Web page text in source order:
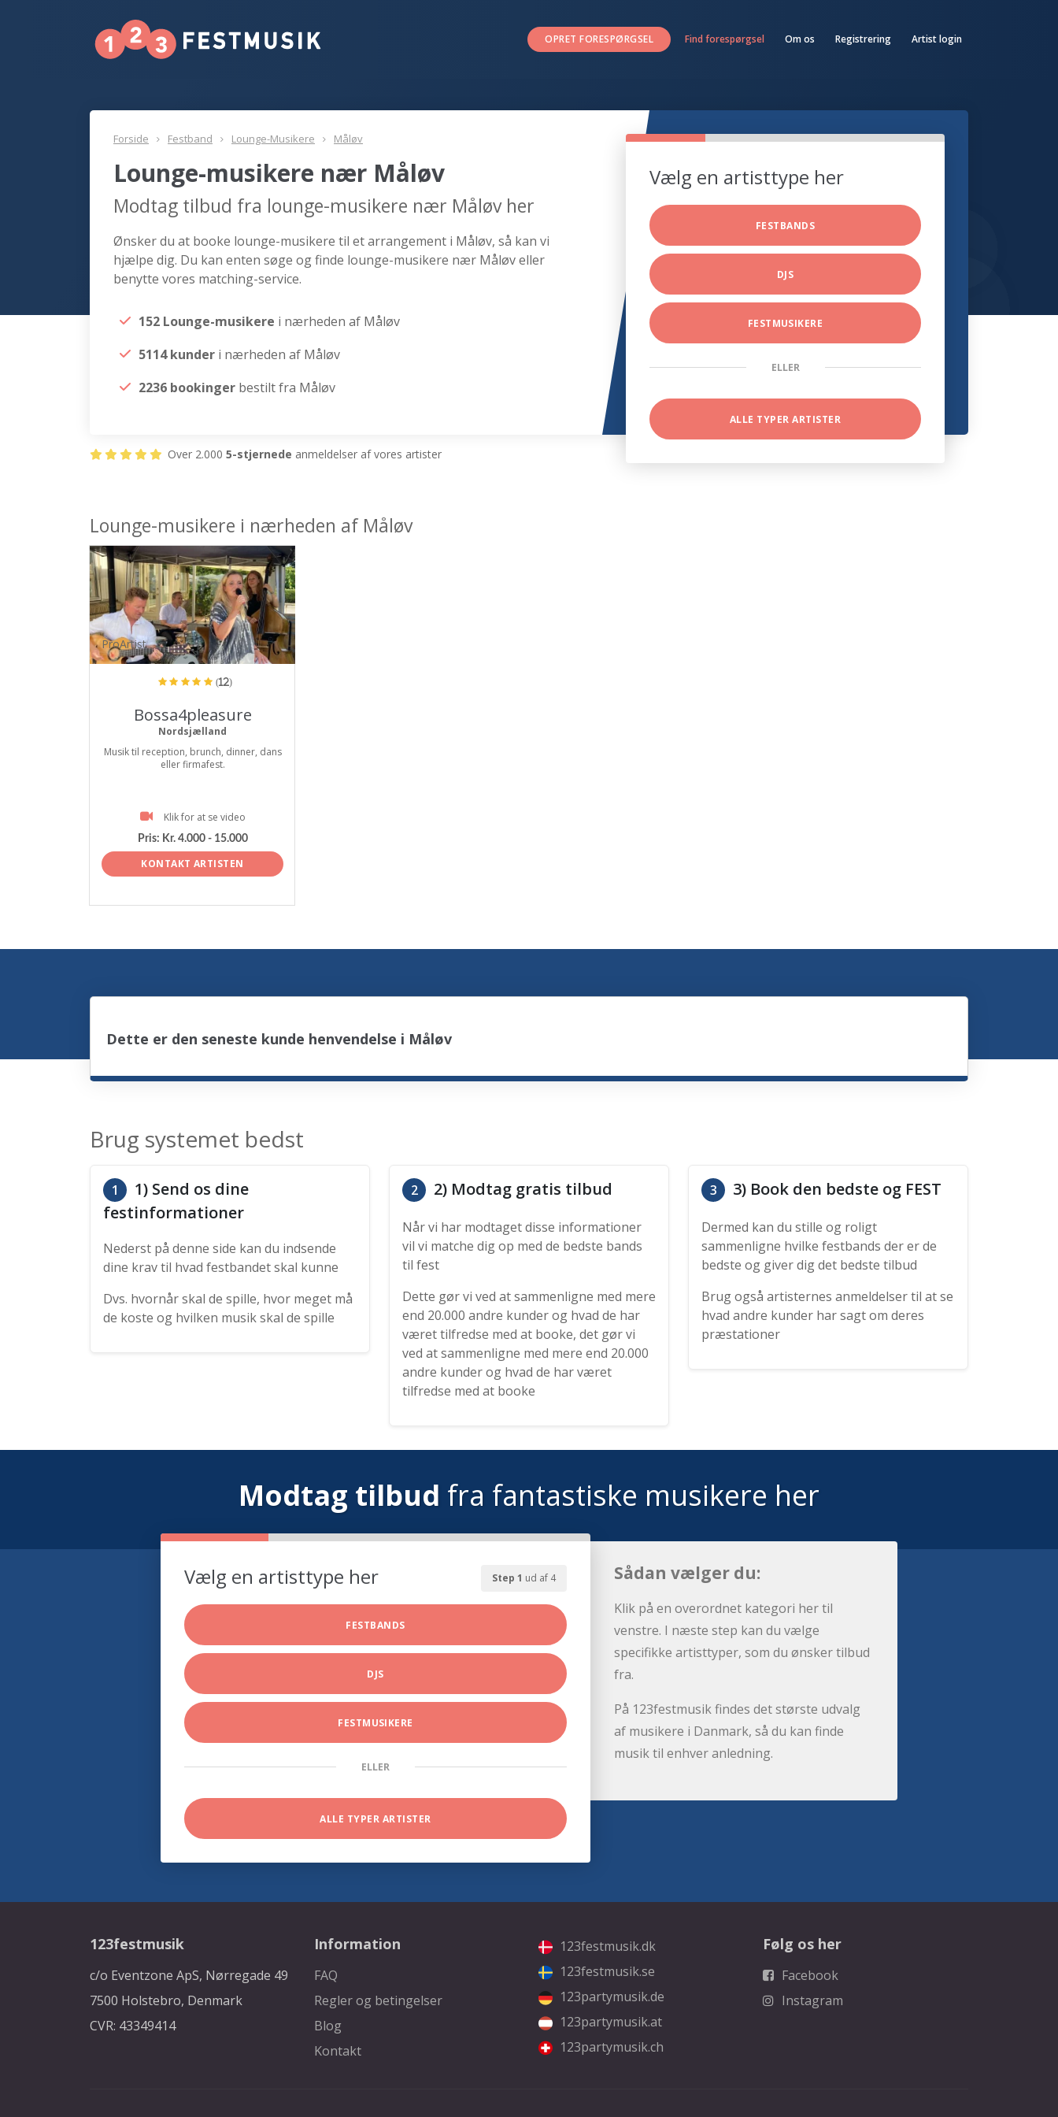
OPRET FORESPØRGSEL Find forespørgsel Om os Registrering Artist login
Forside Festband Lounge-Musikere Måløv
Lounge-musikere nær Måløv
Modtag tilbud fra lounge-musikere nær Måløv her
Ønsker du at booke lounge-musikere til et arrangement i Måløv, så kan vi
hjælpe dig. Du kan enten søge og finde lounge-musikere nær Måløv eller
benytte vores matching-service.
152 Lounge-musikere i nærheden af Måløv
5114 kunder i nærheden af Måløv
2236 bookinger bestilt fra Måløv
Vælg en artisttype her
FESTBANDS
DJS
FESTMUSIKERE
ELLER
ALLE TYPER ARTISTER
Over 2.000 5-stjernede anmeldelser af vores artister
Lounge-musikere i nærheden af Måløv
ProArtist
(12)
Bossa4pleasure
Nordsjælland
Musik til reception, brunch, dinner, dans
eller firmafest.
Klik for at se video
Pris: Kr. 4.000 - 15.000
KONTAKT ARTISTEN
Dette er den seneste kunde henvendelse i Måløv
Brug systemet bedst
1
1) Send os dine
festinformationer
Nederst på denne side kan du indsende
dine krav til hvad festbandet skal kunne
Dvs. hvornår skal de spille, hvor meget må
de koste og hvilken musik skal de spille
2 2) Modtag gratis tilbud
Når vi har modtaget disse informationer
vil vi matche dig op med de bedste bands
til fest
Dette gør vi ved at sammenligne med mere
end 20.000 andre kunder og hvad de har
været tilfredse med at booke, det gør vi
ved at sammenligne med mere end 20.000
andre kunder og hvad de har været
tilfredse med at booke
3 3) Book den bedste og FEST
Dermed kan du stille og roligt
sammenligne hvilke festbands der er de
bedste og giver dig det bedste tilbud
Brug også artisternes anmeldelser til at se
hvad andre kunder har sagt om deres
præstationer
Modtag tilbud fra fantastiske musikere her
Step 1 ud af 4
Vælg en artisttype her
FESTBANDS
DJS
FESTMUSIKERE
ELLER
ALLE TYPER ARTISTER
Sådan vælger du:
Klik på en overordnet kategori her til
venstre. I næste step kan du vælge
specifikke artisttyper, som du ønsker tilbud
fra.
På 123festmusik findes det største udvalg
af musikere i Danmark, så du kan finde
musik til enhver anledning.
123festmusik
c/o Eventzone ApS, Nørregade 49
7500 Holstebro, Denmark
CVR: 43349414
Information
FAQ
Regler og betingelser
Blog
Kontakt
123festmusik.dk
123festmusik.se
123partymusik.de
123partymusik.at
123partymusik.ch
Følg os her
Facebook
Instagram